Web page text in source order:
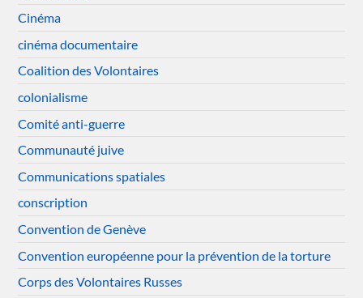
Cinéma
cinéma documentaire
Coalition des Volontaires
colonialisme
Comité anti-guerre
Communauté juive
Communications spatiales
conscription
Convention de Genève
Convention européenne pour la prévention de la torture
Corps des Volontaires Russes